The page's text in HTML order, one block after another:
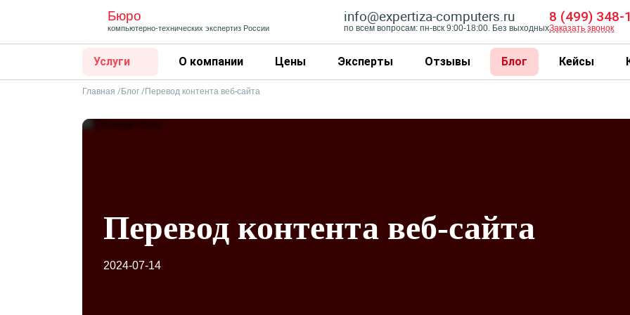
Бюро
компьютерно-технических экспертиз России
info@expertiza-computers.ru
по всем вопросам: пн-вск 9:00-18:00. Без выходных
8 (499) 348-
Заказать звонок
Услуги О компании Цены Эксперты Отзывы Блог Кейсы
Главная Блог Перевод контента веб-сайта
Перевод контента веб-сайта
2024-07-14